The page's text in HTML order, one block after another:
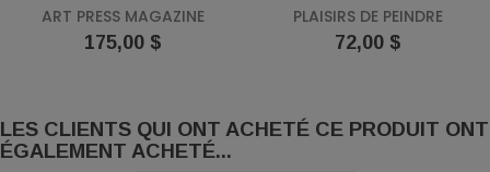
ART PRESS MAGAZINE
Prix
175,00 $
PLAISIRS DE PEINDRE
Prix
72,00 $
LES CLIENTS QUI ONT ACHETÉ CE PRODUIT ONT
ÉGALEMENT ACHETÉ...